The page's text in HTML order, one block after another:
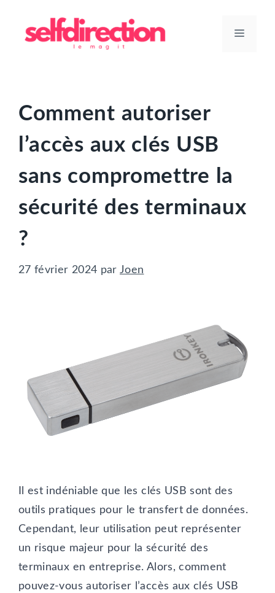
contenu
Menu
Comment autoriser
l’accès aux clés USB
sans compromettre la
sécurité des terminaux
?
27 février 2024 par Joen
Il est indéniable que les clés USB sont des
outils pratiques pour le transfert de données.
Cependant, leur utilisation peut représenter
un risque majeur pour la sécurité des
terminaux en entreprise. Alors, comment
pouvez-vous autoriser l’accès aux clés USB